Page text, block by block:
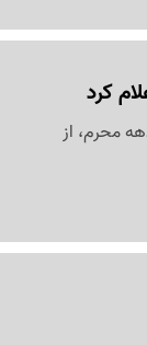
کرد
محرم، از